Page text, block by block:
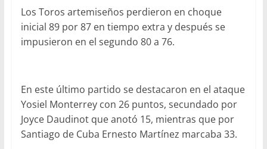
Los Toros artemiseños perdieron en choque
inicial 89 por 87 en tiempo extra y después se
impusieron en el segundo 80 a 76.
En este último partido se destacaron en el ataque
Yosiel Monterrey con 26 puntos, secundado por
Joyce Daudinot que anotó 15, mientras que por
Santiago de Cuba Ernesto Martínez marcaba 33.